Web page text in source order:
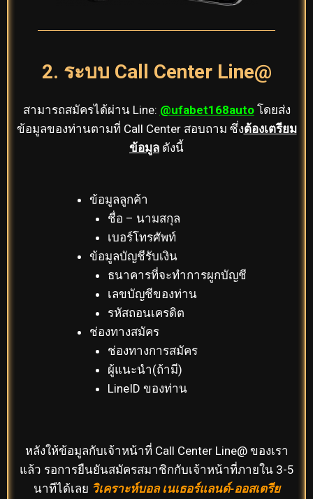
2. ระบบ Call Center Line@
สามารถสมัครได้ผ่าน Line: @ufabet168autoโดยส่ง
ข้อมูลของท่านตามที่ Call Center สอบถาม ซึ่งต้องเตรียม
ข้อมูล ดังนี้
ข้อมูลลูกค้า
ชื่อ – นามสกุล
เบอร์โทรศัพท์
ข้อมูลบัญชีรับเงิน
ธนาคารที่จะทำการผูกบัญชี
เลขบัญชีของท่าน
รหัสถอนเครดิต
ช่องทางสมัคร
ช่องทางการสมัคร
ผู้แนะนำ(ถ้ามี)
LineID ของท่าน
หลังให้ข้อมูลกับเจ้าหน้าที่ Call Center Line@ ของเรา
แล้ว รอการยืนยันสมัครสมาชิกกับเจ้าหน้าที่ภายใน 3-5
นาทีได้เลย วิเคราะห์บอล เนเธอร์แลนด์-ออสเตรีย